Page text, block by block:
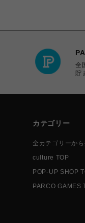
全
貯
カテゴリー
全カテゴリーから
culture TOP
POP-UP SHOP
PARCO GAMES